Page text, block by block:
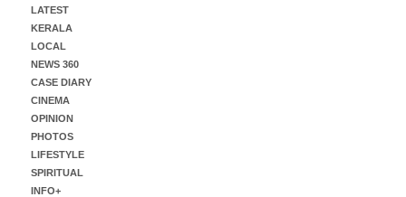
LATEST
KERALA
LOCAL
NEWS 360
CASE DIARY
CINEMA
OPINION
PHOTOS
LIFESTYLE
SPIRITUAL
INFO+